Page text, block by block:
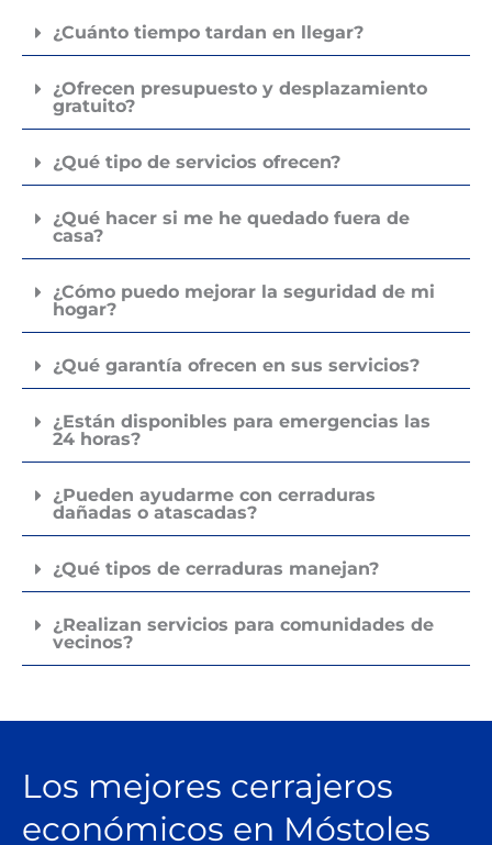
¿Cuánto tiempo tardan en llegar?
¿Ofrecen presupuesto y desplazamiento
gratuito?
¿Qué tipo de servicios ofrecen?
¿Qué hacer si me he quedado fuera de
casa?
¿Cómo puedo mejorar la seguridad de mi
hogar?
¿Qué garantía ofrecen en sus servicios?
¿Están disponibles para emergencias las
24 horas?
¿Pueden ayudarme con cerraduras
dañadas o atascadas?
¿Qué tipos de cerraduras manejan?
¿Realizan servicios para comunidades de
vecinos?
Los mejores cerrajeros
económicos en Móstoles